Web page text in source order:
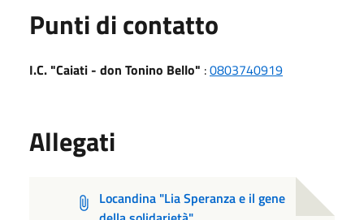
Punti di contatto
I.C. "Caiati - don Tonino Bello" :0803740919
Allegati
Locandina "Lia Speranza e il gene